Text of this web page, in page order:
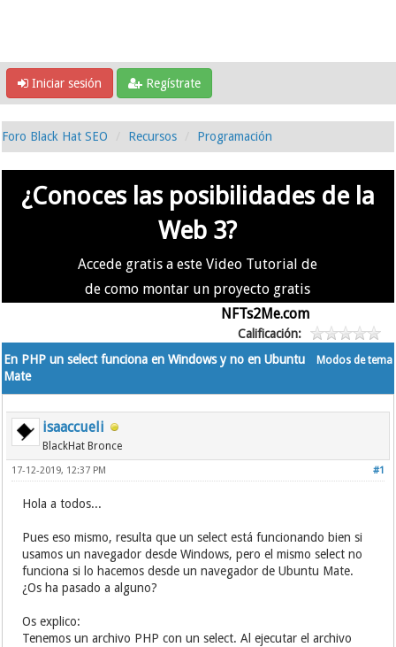
Iniciar sesión Regístrate
Foro Black Hat SEO Recursos Programación
¿Conoces las posibilidades de la
Web 3?
Accede gratis a este Video Tutorial de
de como montar un proyecto gratis
NFTs2Me.com
Calificación:
Modos de tema
En PHP un select funciona en Windows y no en Ubuntu
Mate
isaaccueli
BlackHat Bronce
#1
17-12-2019, 12:37 PM
Hola a todos...
Pues eso mismo, resulta que un select está funcionando bien si
usamos un navegador desde Windows, pero el mismo select no
funciona si lo hacemos desde un navegador de Ubuntu Mate.
¿Os ha pasado a alguno?
Os explico:
Tenemos un archivo PHP con un select. Al ejecutar el archivo